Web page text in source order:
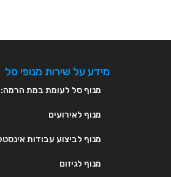
מידע על שירות מנופי סל
מנוף סל לעומת במת הרמה:
מנוף לאירועים
מנוף לביצוע עבודות
מנוף לגיזום